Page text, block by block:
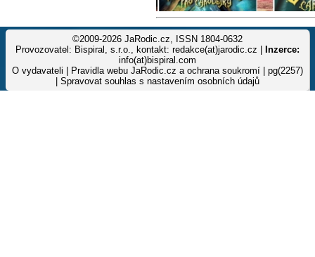
©2009-2026 JaRodic.cz, ISSN 1804-0632
Provozovatel: Bispiral, s.r.o., kontakt: redakce(at)jarodic.cz |
Inzerce:
info(at)bispiral.com
O vydavateli
Pravidla webu JaRodic.cz a ochrana soukromí | pg(2257)
Spravovat souhlas s nastavením osobních údajů